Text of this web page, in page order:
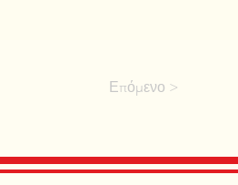
Επόμενο >